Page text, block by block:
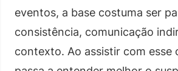
eventos, a base costuma ser
consistência, comunicação
contexto. Ao assistir com esse